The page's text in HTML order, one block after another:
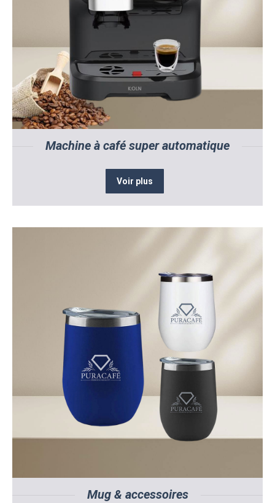
Machine à café super automatique
Voir plus
Mug & accessoires